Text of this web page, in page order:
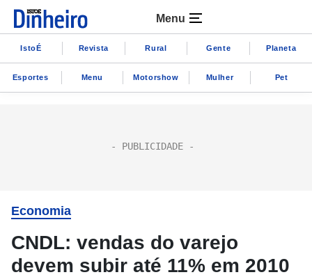
Menu
IstoÉ Revista Rural Gente Planeta
Esportes Menu Motorshow Mulher Pet
Economia
CNDL: vendas do varejo
devem subir até 11% em 2010